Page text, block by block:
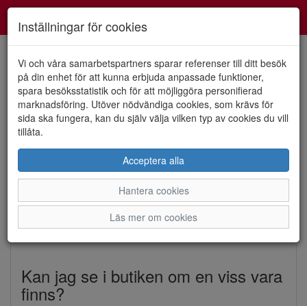
Vanliga frågor
Vanliga frågor
På den här sidan kan ni få svar på de vanligaste frågorna
som ni har gällande vår webbshop. Skulle det vara så att ni
saknar någon fråga som ni vill ha svar på så går det bra att
ringa vår Kundtjänst på telefonnummer 0526-21955 eller
skicka ett e-postmeddelande till info@smartshoes.se
Kan jag se i butiken om en viss vara
finns?
Inställningar för cookies
Vi och våra samarbetspartners sparar referenser till ditt besök
på din enhet för att kunna erbjuda anpassade funktioner,
spara besöksstatistik och för att möjliggöra personifierad
marknadsföring. Utöver nödvändiga cookies, som krävs för
sida ska fungera, kan du själv välja vilken typ av cookies du vill
tillåta.
Acceptera alla
Hantera cookies
Läs mer om cookies